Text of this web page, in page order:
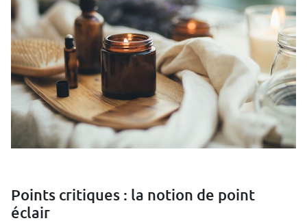
Points critiques : la notion de point
éclair